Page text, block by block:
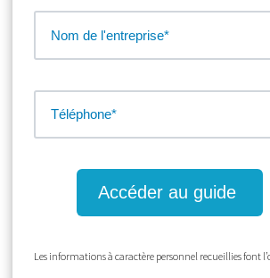
Les informations à caractère personnel recueillies font